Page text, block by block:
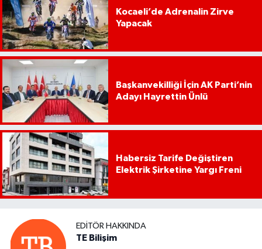
Kocaeli’de Adrenalin Zirve
Yapacak
Başkanvekilliği İçin AK Parti’nin
Adayı Hayrettin Ünlü
Habersiz Tarife Değiştiren
Elektrik Şirketine Yargı Freni
EDITÖR HAKKINDA
TE Bilişim